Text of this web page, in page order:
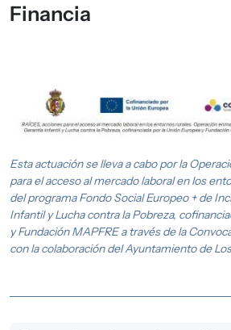
Financia
Imagen
Esta actuación se lleva a cabo por la
para el acceso al mercado laboral en los
del programa Fondo Social Europeo + de
Infantil y Lucha contra la Pobreza,
y Fundación MAPFRE a través de la
con la colaboración del Ayuntamiento de